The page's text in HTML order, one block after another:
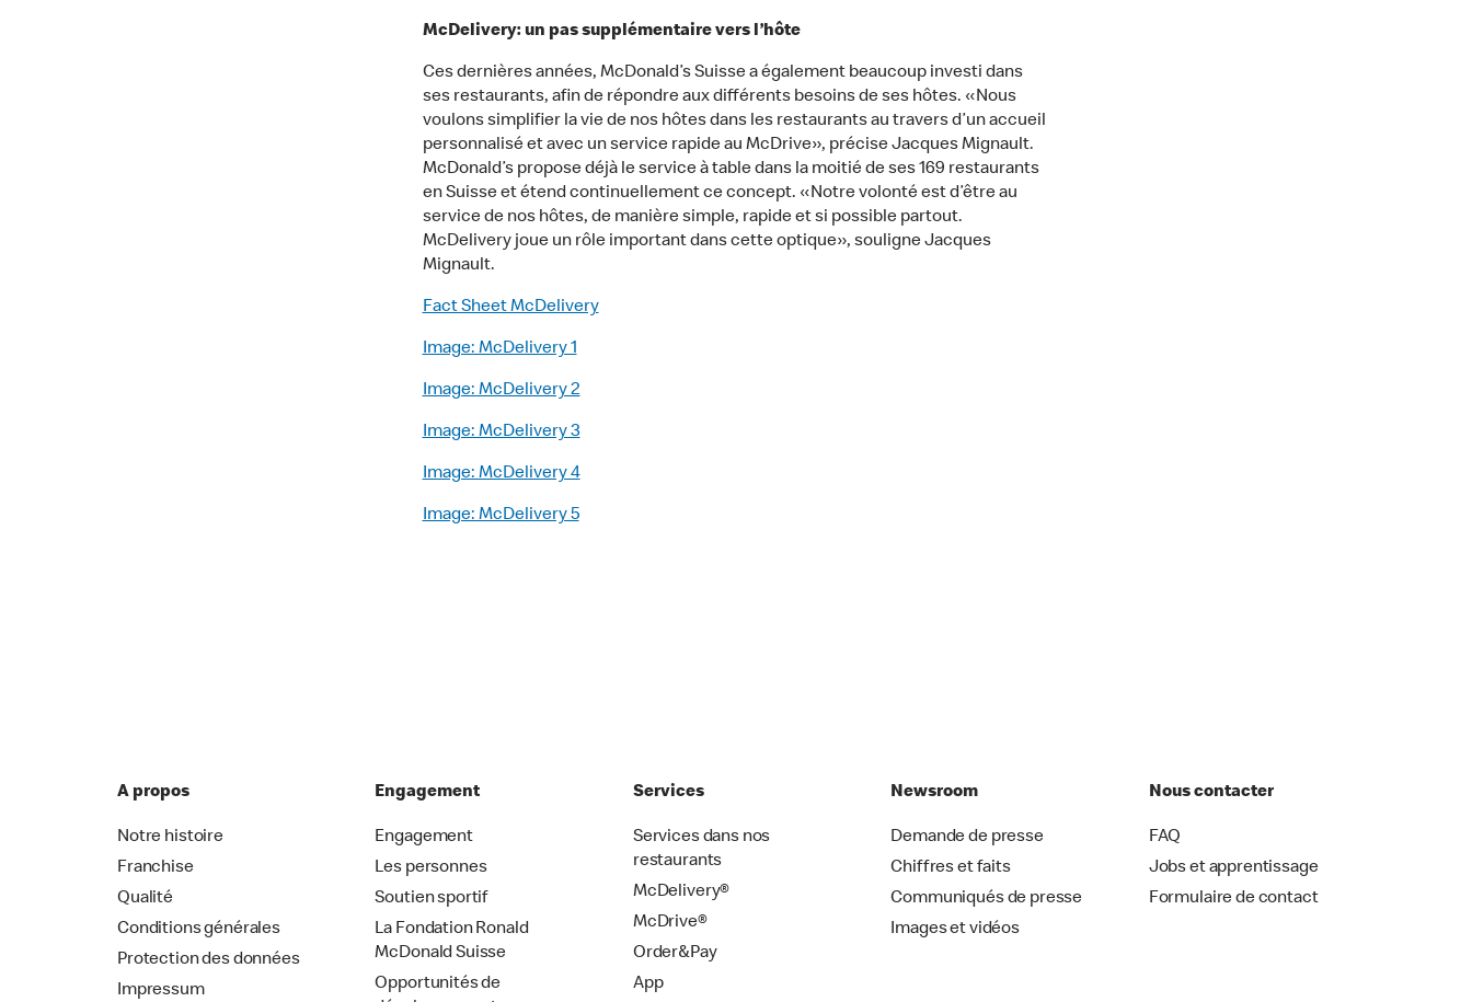
McDelivery: un pas supplémentaire vers l’hôte
Ces dernières années, McDonald’s Suisse a également beaucoup investi dans
ses restaurants, afin de répondre aux différents besoins de ses hôtes. «Nous
voulons simplifier la vie de nos hôtes dans les restaurants au travers d’un accueil
personnalisé et avec un service rapide au McDrive», précise Jacques Mignault.
McDonald’s propose déjà le service à table dans la moitié de ses 169 restaurants
en Suisse et étend continuellement ce concept. «Notre volonté est d’être au
service de nos hôtes, de manière simple, rapide et si possible partout.
McDelivery joue un rôle important dans cette optique», souligne Jacques
Mignault.
Fact Sheet McDelivery
Image: McDelivery 1
Image: McDelivery 2
Image: McDelivery 3
Image: McDelivery 4
Image: McDelivery 5
A propos
Notre histoire
Franchise
Qualité
Conditions générales
Protection des données
Impressum
Engagement
Engagement
Les personnes
Soutien sportif
La Fondation Ronald
McDonald Suisse
Opportunités de
Services
Services dans nos
restaurants
McDelivery®
McDrive®
Order&Pay
App
Newsroom
Demande de presse
Chiffres et faits
Communiqués de presse
Images et vidéos
Nous contacter
FAQ
Jobs et apprentissage
Formulaire de contact